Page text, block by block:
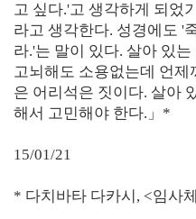
고 싶다.'고 생각하게 되었
라고 생각한다. 성경에도 '
라.'는 말이 있다. 살아 있
고뇌해도 소용없는데 언제
은 어리석은 짓이다. 살아
해서 고민해야 한다.」*
15/01/21
* 다치바타 다카시, <임사